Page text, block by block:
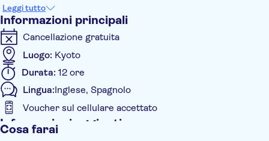
Un breve viaggio in traghetto vi condurrà alla prima tappa,
l'isola di Miyajima, famosa per il Santuario di Itsukushima,
Patrimonio dell'Umanità dell'UNESCO, dove potrete
passeggiare tra i luoghi sacri, ammirando il cancello torii che
sembra galleggiare sull'acqua durante l'alta marea. Durante il
percorso si incontrano templi e giardini, la cui bellezza è
amplificata dalla fioritura dei ciliegi in primavera.
Il tour prosegue poi verso il Parco del Memoriale della Pace di
Hiroshima, simbolo di memoria e speranza. Qui si può
ammirare la cupola della bomba atomica e riflettere sul
Leggi tutto
Informazioni principali
Cancellazione gratuita
Luogo: Kyoto
Durata: 12 ore
Lingua:Inglese, Spagnolo
Voucher sul cellulare accettato
Informazioni aggiuntive
Cosa farai